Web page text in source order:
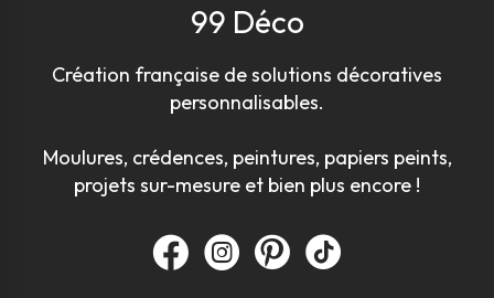
99 Déco
Création française de solutions décoratives
personnalisables.
Moulures, crédences, peintures, papiers peints,
projets sur-mesure et bien plus encore !